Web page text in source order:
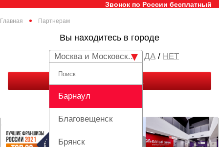
Звонок по России бесплатный
Главная Партнерам
Вы находитесь в городе
Москва и Московская область
Барнаул
Благовещенск
Брянск
/ НЕТ
ЗАКАЗАТЬ ЗВОНОК